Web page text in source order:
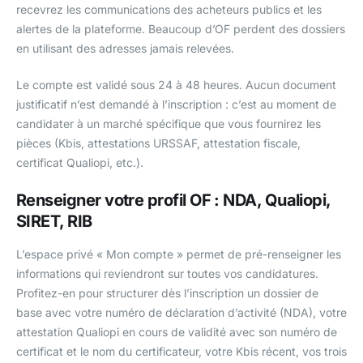
recevrez les communications des acheteurs publics et les
alertes de la plateforme. Beaucoup d’OF perdent des dossiers
en utilisant des adresses jamais relevées.
Le compte est validé sous 24 à 48 heures. Aucun document
justificatif n’est demandé à l’inscription : c’est au moment de
candidater à un marché spécifique que vous fournirez les
pièces (Kbis, attestations URSSAF, attestation fiscale,
certificat Qualiopi, etc.).
Renseigner votre profil OF : NDA, Qualiopi,
SIRET, RIB
L’espace privé « Mon compte » permet de pré-renseigner les
informations qui reviendront sur toutes vos candidatures.
Profitez-en pour structurer dès l’inscription un dossier de
base avec votre numéro de déclaration d’activité (NDA), votre
attestation Qualiopi en cours de validité avec son numéro de
certificat et le nom du certificateur, votre Kbis récent, vos trois